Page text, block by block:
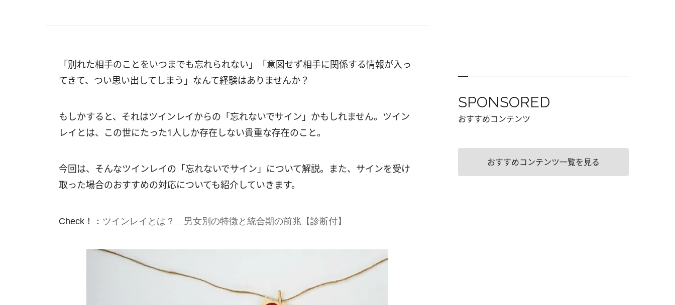
「別れた相手のことをいつまでも忘れられない」「意図せず相手に関係する情報が入っ
てきて、つい思い出してしまう」なんて経験はありませんか？
もしかすると、それはツインレイからの「忘れないでサイン」かもしれません。ツイン
レイとは、この世にたった1人しか存在しない貴重な存在のこと。
今回は、そんなツインレイの「忘れないでサイン」について解説。また、サインを受け
取った場合のおすすめの対応についても紹介していきます。
Check！： ツインレイとは？ 男女別の特徴と統合期の前兆【診断付】
SPONSORED
おすすめコンテンツ
おすすめコンテンツ一覧を見る